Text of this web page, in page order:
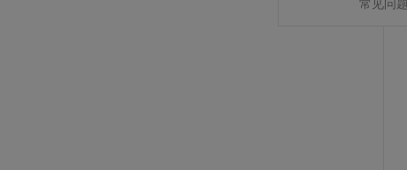
常见问题